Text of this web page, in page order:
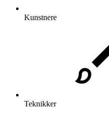
Kunstnere
Teknikker